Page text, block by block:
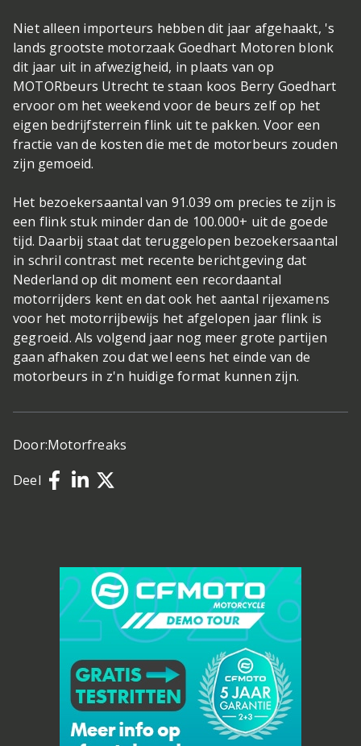
Niet alleen importeurs hebben dit jaar afgehaakt, 's
lands grootste motorzaak Goedhart Motoren blonk
dit jaar uit in afwezigheid, in plaats van op
MOTORbeurs Utrecht te staan koos Berry Goedhart
ervoor om het weekend voor de beurs zelf op het
eigen bedrijfsterrein flink uit te pakken. Voor een
fractie van de kosten die met de motorbeurs zouden
zijn gemoeid.
Het bezoekersaantal van 91.039 om precies te zijn is
een flink stuk minder dan de 100.000+ uit de goede
tijd. Daarbij staat dat teruggelopen bezoekersaantal
in schril contrast met recente berichtgeving dat
Nederland op dit moment een recordaantal
motorrijders kent en dat ook het aantal rijexamens
voor het motorrijbewijs het afgelopen jaar flink is
gegroeid. Als volgend jaar nog meer grote partijen
gaan afhaken zou dat wel eens het einde van de
motorbeurs in z'n huidige format kunnen zijn.
Door:Motorfreaks
Deel